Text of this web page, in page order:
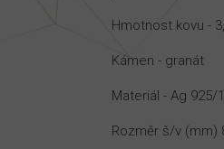
Hmotnost kovu -
Kámen - granát
Materiál - Ag 925/
Rozměr š/v (mm)